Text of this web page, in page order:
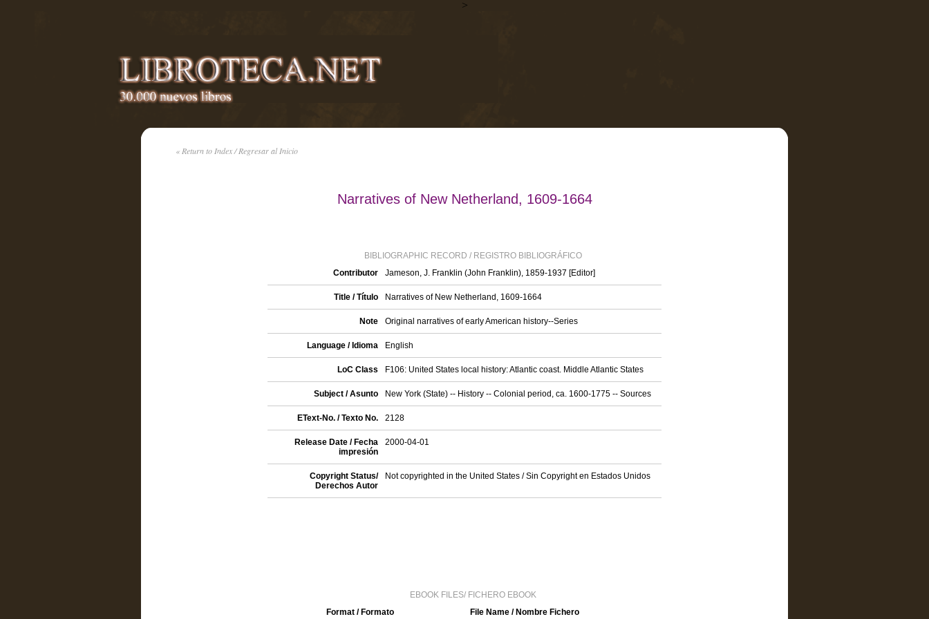
>
« Return to Index / Regresar al Inicio
Narratives of New Netherland, 1609-1664
BIBLIOGRAPHIC RECORD / REGISTRO BIBLIOGRÁFICO
Contributor
Jameson, J. Franklin (John Franklin), 1859-1937 [Editor]
Title / Título Narratives of New Netherland, 1609-1664
Note Original narratives of early American history--Series
Language / Idioma English
LoC Class F106: United States local history: Atlantic coast. Middle Atlantic States
Subject / Asunto New York (State) -- History -- Colonial period, ca. 1600-1775 -- Sources
EText-No. / Texto No. 2128
Release Date / Fecha
impresión
2000-04-01
Copyright Status/
Derechos Autor
Not copyrighted in the United States / Sin Copyright en Estados Unidos
EBOOK FILES/ FICHERO EBOOK
Format / Formato
File Name / Nombre Fichero